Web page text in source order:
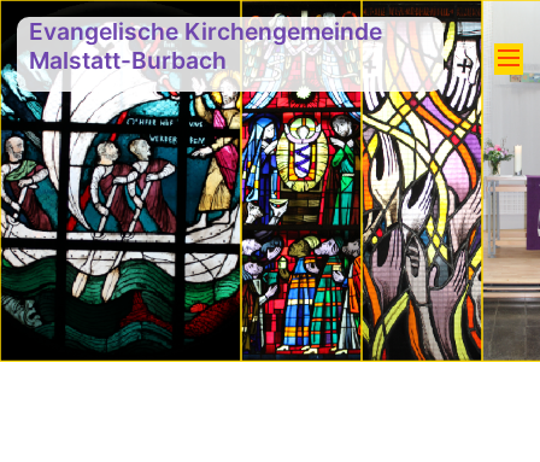
Evangelische Kirchengemeinde
Malstatt-Burbach